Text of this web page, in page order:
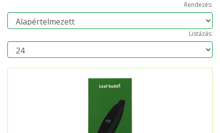
Rendezés:
Listázás: